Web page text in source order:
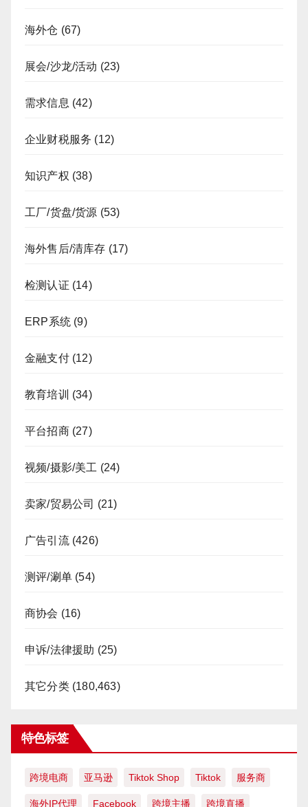
海外仓 (67)
展会/沙龙/活动 (23)
需求信息 (42)
企业财税服务 (12)
知识产权 (38)
工厂/货盘/货源 (53)
海外售后/清库存 (17)
检测认证 (14)
ERP系统 (9)
金融支付(12)
教育培训 (34)
平台招商(27)
视频/摄影/美工 (24)
卖家/贸易公司 (21)
广告引流(426)
测评/涮单 (54)
商协会 (16)
申诉/法律援助 (25)
其它分类(180,463)
特色标签
跨境电商 亚马逊 Tiktok Shop Tiktok 服务商
海外IP代理 Facebook 跨境主播 跨境直播